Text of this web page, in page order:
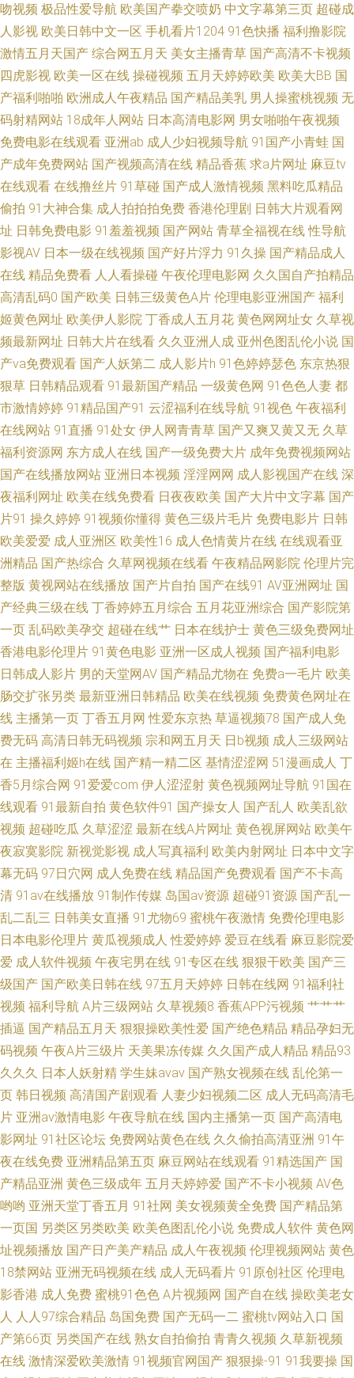
机福利一二三 青青草撸 电影天堂在线a 五月丁香婷婷撸色 深夜打炮网站 欧
美理论片 福利社区一二 91桃色青青草原 午夜成人无码院线 青春草在线视频
国产A播 99精品物资在这里 成人午夜久久导航 91青娱乐青青久久 五月色婷
婷 丝瓜视频 欧美在线视频一二三区 国产精品日日 wwwhao 中文三级在线 如
如影院伦理 日韩欧美片 欧美肏屄自拍 成人视频网站一区二区 熟女资源站 人
妻AV自拍 国产精品久久晋中 98国产视频 亚洲黑丝在线 人人妻人人看 久草久
草热在线视频 日日骚 日韩中文影院 美女诱惑 超碰网页 91爱爱tv在线 婷婷五
九365资源 草莓视频午夜 欧美成人性交 99大香 在线激情欧美一区二区 日日
要日日碰日日操 免费日逼精品视频 99热这里有精品 尤物在线91 日韩精彩视
频 久草视频福利 草莓视频丝瓜 91超碰青青草在线 神马伦理影院 欧美精品深
夜视频 国产女同一区 www爱啪啪官网 真实人生国语版 日日艹综合网 美女抠
逼视频 成人深夜 91乱子视频 色欧美日韩 免费试看网 超碰色色网站 美剧下
载天天美剧 国产精品92视频 97人人妻人人乐 一级日韩电影 日韩欧美A视频
麻豆色播 成人天堂网在线观看 91人妻人人操人人爽精品 亚洲天堂总站 日韩
变态另类 另类日韩精品国产成人 成人1福利视频 91乱子伦国产精 五月天一
本道激情 人人爱人人要人人做人人 99re热悠悠 91蜜桃身体 午夜伦理剧 日本
加勒比无码专区 久久久久色香综合网 超碰人人 91国产搭讪 微拍福利91 人人
操人 久草国产在线观看 日本亚洲3级片 色色热AV 欧洲精品 狠狠干超碰
www999 在线视频啪 色狗成人网站 欧美如福利导航 国产第一福利官方导航
人人草人人色 狠狠幹人人幹人人射 超碰AV超碰Av超碰Av 91原创夫妻高清在
整版 精品久久人妻中文av 操欧美女孩的穴 91国产实操 婷婷五月丁香成人 人
人爱人人操人人妻
吻视频 极品性爱导航 欧美国产拳交喷奶 中文字幕第三页 超碰成
人影视 欧美日韩中文一区 手机看片1204 91色快播 福利撸影院
激情五月天国产 综合网五月天 美女主播青草 国产高清不卡视频
四虎影视 欧美一区在线 操碰视频 五月天婷婷欧美 欧美大BB 国
产福利啪啪 欧洲成人午夜精品 国产精品美乳 男人操蜜桃视频 无
码射精网站 18成年人网站 日本高清电影网 男女啪啪午夜视频
免费电影在线观看 亚洲ab 成人少妇视频导航 91国产小青蛙 国
产成年免费网站 国产视频高清在线 精品香蕉 求a片网址 麻豆tv
在线观看 在线撸丝片 91草碰 国产成人激情视频 黑料吃瓜精品
偷拍 91大神合集 成人拍拍拍免费 香港伦理剧 日韩大片观看网
址 日韩免费电影 91羞羞视频 国产网站 青草全福视在线 性导航
影视AV 日本一级在线视频 国产好片浮力 91久操 国产精品成人
在线 精品免费看 人人看操碰 午夜伦理电影网 久久国自产拍精品
高清乱码0 国产欧美 日韩三级黄色A片 伦理电影亚洲国产 福利
姬黄色网址 欧美伊人影院 丁香成人五月花 黄色网网址女 久草视
频最新网址 日韩大片在线看 久久亚洲人成 亚州色图乱伦小说 国
产va免费观看 国产人妖第二 成人影片h 91色婷婷瑟色 东京热狠
狠草 日韩精品观看 91最新国产精品 一级黄色网 91色色人妻 都
市激情婷婷 91精品国产91 云涩福利在线导航 91视色 午夜福利
在线网站 91直播 91处女 伊人网青青草 国产又爽又黄又无 久草
福利资源网 东方成人在线 国产一级免费大片 成年免费视频网站
国产在线播放网站 亚洲日本视频 淫淫网网 成人影视国产在线 深
夜福利网址 欧美在线免费看 日夜夜欧美 国产大片中文字幕 国产
片91 操久婷婷 91视频你懂得 黄色三级片毛片 免费电影片 日韩
欧美爱爱 成人亚洲区 欧美性16 成人色情黄片在线 在线观看亚
洲精品 国产热综合 久草网视频在线看 午夜精品网影院 伦理片完
整版 黄视网站在线播放 国产片自拍 国产在线91 AV亚洲网址 国
产经典三级在线 丁香婷婷五月综合 五月花亚洲综合 国产影院第
一页 乱码欧美孕交 超碰在线艹 日本在线护士 黄色三级免费网址
香港电影伦理片 91黄色电影 亚洲一区成人视频 国产福利电影
日韩成人影片 男的天堂网AV 国产精品尤物在 免费a一毛片 欧美
肠交扩张另类 最新亚洲日韩精品 欧美在线视频 免费黄色网址在
线 主播第一页 丁香五月网 性爱东京热 草逼视频78 国产成人免
费无码 高清日韩无码视频 宗和网五月天 日b视频 成人三级网站
在 主播福利姬h在线 国产精一精二区 基情涩涩网 51漫画成人 丁
香5月综合网 91爱爱com 伊人涩涩射 黄色视频网址导航 91国在
线观看 91最新自拍 黄色软件91 国产操女人 国产乱人 欧美乱欲
视频 超碰吃瓜 久草涩涩 最新在线A片网址 黄色视屏网站 欧美午
夜寂寞影院 新视觉影视 成人写真福利 欧美内射网址 日本中文字
幕无码 97日穴网 成人免费在线 精品国产免费观看 国产不卡高
清 91av在线播放 91制作传媒 岛国av资源 超碰91资源 国产乱一
乱二乱三 日韩美女直播 91尤物69 蜜桃午夜激情 免费伦理电影
日本电影伦理片 黄瓜视频成人 性爱婷婷 爱豆在线看 麻豆影院爱
爱 成人软件视频 午夜宅男在线 91专区在线 狠狠干欧美 国产三
级国产 国产欧美日韩在线 97五月天婷婷 日韩在线网 91福利社
视频 福利导航 A片三级网站 久草视频8 香蕉APP污视频 艹艹艹
插逼 国产精品五月天 狠狠操欧美性爱 国产绝色精品 精品孕妇无
码视频 午夜A片三级片 天美果冻传媒 久久国产成人精品 精品93
久久久 日本人妖射精 学生妹avav 国产熟女视频在线 乱伦第一
页 韩日视频 高清国产剧观看 人妻少妇视频二区 成人无码高清毛
片 亚洲av激情电影 午夜导航在线 国内主播第一页 国产高清电
影网址 91社区论坛 免费网站黄色在线 久久偷拍高清亚洲 91午
夜在线免费 亚洲精品第五页 麻豆网站在线观看 91精选国产 国
产精品亚洲 黄色三级成年 五月天婷婷爱 国产不卡小视频 AV色
哟哟 亚洲天堂丁香五月 91社网 美女视频黄全免费 国产精品第
一页国 另类区另类欧美 欧美色图乱伦小说 免费成人软件 黄色网
址视频播放 国产日产美产精品 成人午夜视频 伦理视频网站 黄色
18禁网站 亚洲无码视频在线 成人无码看片 91原创社区 伦理电
影香港 成人免费 蜜桃91色色 A片视频网 国产自在线 操欧美老女
人
人人97综合精品 岛国免费 国产无码一二 蜜桃tv网站入口 国
产第66页 另类国产在线 熟女自拍偷拍 青青久视频 久草新视频
在线 激情深爱欧美激情 91视频官网国产 狠狠操-91 91我要操 国